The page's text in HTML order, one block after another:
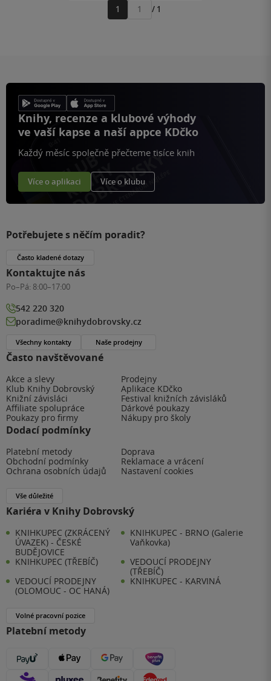
1
Přejít
/ 1
Knihy, recenze a klubové výhody
ve vaší kapse a naší appce KDčko
Každý měsíc společně přečteme tisíce knih
Více o aplikaci Více o klubu
Často navštěvované
Akce a slevy
Prodejny
Klub Knihy Dobrovský
Aplikace KDčko
Knižní závisláci
Festival knižních závisláků
Affiliate spolupráce
Dárkové poukazy
Poukazy pro firmy
Nákupy pro školy
Dodací podmínky
Platební metody
Doprava
Obchodní podmínky
Reklamace a vrácení
Ochrana osobních údajů
Nastavení cookies
Vše důležité
Kariéra v Knihy Dobrovský
KNIHKUPEC (ZKRÁCENÝ
ÚVAZEK) - ČESKÉ
BUDĚJOVICE
KNIHKUPEC - BRNO (Galerie
Vaňkovka)
KNIHKUPEC (TŘEBÍČ)
VEDOUCÍ PRODEJNY
(TŘEBÍČ)
VEDOUCÍ PRODEJNY
(OLOMOUC - OC HANÁ)
KNIHKUPEC - KARVINÁ
Volné pracovní pozice
Platební metody
Potřebujete s něčím poradit?
Často kladené dotazy
Kontaktujte nás
Po–Pá: 8:00–17:00
542 220 320
poradime@knihydobrovsky.cz
Všechny kontakty Naše prodejny